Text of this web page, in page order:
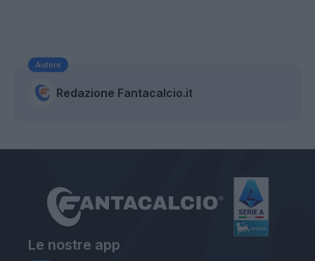
Autore
Redazione Fantacalcio.it
Le nostre app